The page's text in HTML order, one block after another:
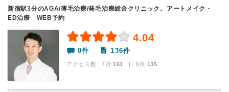
新宿駅3分のAGA/薄毛治療/発毛治療総合クリニック。アートメイク・
ED治療 WEB予約
4.04
0件 136件
アクセス数 7月:161 | 6月:135